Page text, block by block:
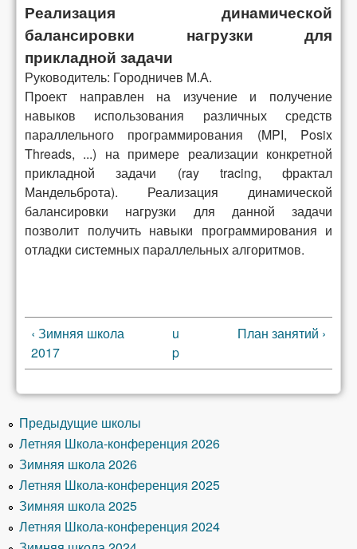
Реализация динамической
балансировки нагрузки для
прикладной задачи
Руководитель: Городничев М.А.
Проект направлен на изучение и получение
навыков использования различных средств
параллельного программирования (MPI, Posix
Threads, ...) на примере реализации конкретной
прикладной задачи (ray tracing, фрактал
Мандельброта). Реализация динамической
балансировки нагрузки для данной задачи
позволит получить навыки программирования и
отладки системных параллельных алгоритмов.
‹ Зимняя школа
2017
u
p
План занятий ›
Предыдущие школы
Летняя Школа-конференция 2026
Зимняя школа 2026
Летняя Школа-конференция 2025
Зимняя школа 2025
Летняя Школа-конференция 2024